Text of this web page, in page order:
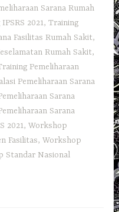
Sarana Rumah
2021,Training
Fasilitas Rumah Sakit,
Rumah Sakit,
Pemeliharaan
Pemeliharaan Sarana
Sarana
Sarana
2021,Workshop
Fasilitas,Workshop
Standar Nasional